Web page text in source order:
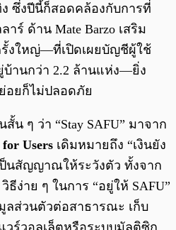
ซึ่งปีนี้ก็สอดคล้องกับการที่
าร์ ด้าน Mate Barzo เสริม
งใหญ่—ที่เปิดเผยบัญชีผู้ใช้
านกว่า 2.2 ล้านแห่ง—ยิ่ง
อยก็ไม่ปลอดภัย
น ๆ ว่า “Stay SAFU” มาจาก
for Users เดิมหมายถึง “เงินยัง
นสัญญาณให้ระวังตัว ทั้งจาก
ง่าย ๆ ในการ “อยู่ให้ SAFU”
ส่วนตัวต่อสาธารณะ เก็บ